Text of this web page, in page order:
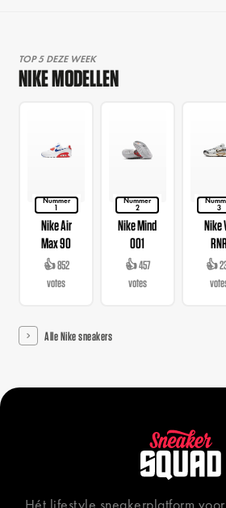
TOP 5 DEZE WEEK
NIKE MODELLEN
Nummer
1
Nike Air
Max 90
👍 852
votes
Nummer
2
Nike Mind
001
👍 457
votes
3
Nike
👍
Alle Nike sneakers
Hét lifestyle sneakerplatform